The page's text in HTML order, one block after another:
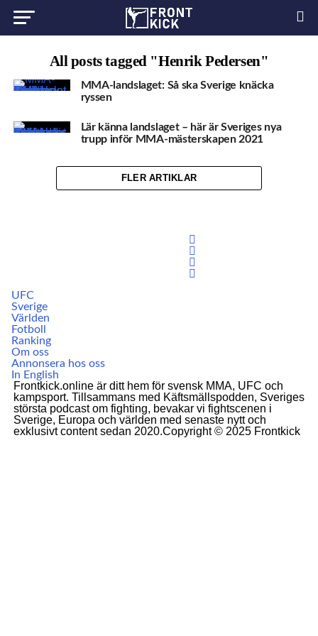
All posts tagged "Henrik Pedersen"
MMA-landslaget: Så ska Sverige knäcka
ryssen
Lär känna landslaget – här är Sveriges nya
trupp inför MMA-mästerskapen 2021
FLER ARTIKLAR
UFC
Sverige
Världen
Fotboll
Ranking
Om oss
Annonsera hos oss
In English
Frontkick.online är ditt hem för svensk MMA, UFC och
kampsport. Tillsammans med Käftsmällspodden, Sveriges
största podcast om fighting, bevakar vi fightscenen i
Sverige, Europa och världen med senaste nytt och
exklusivt content sedan 2020.Copyright © 2025 Frontkick